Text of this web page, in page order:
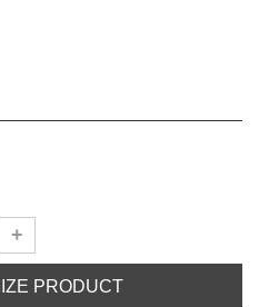
+
PRODUCT